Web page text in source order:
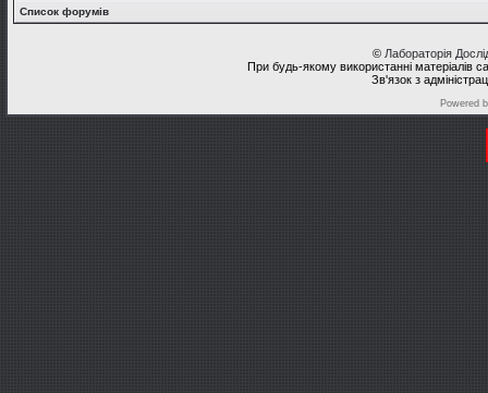
Список форумів
© Лабораторія
При будь-якому використанні матеріалів
Зв'язок з
Powered